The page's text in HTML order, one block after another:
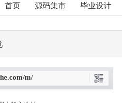
首页 源码集市 毕业设计
m/